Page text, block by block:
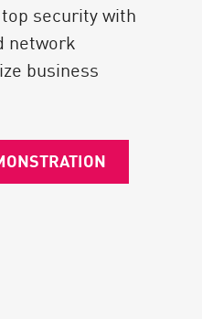
security with
network
business